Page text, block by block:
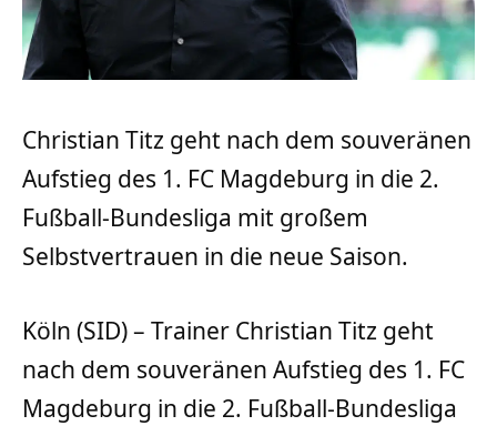
Christian Titz geht nach dem souveränen
Aufstieg des 1. FC Magdeburg in die 2.
Fußball-Bundesliga mit großem
Selbstvertrauen in die neue Saison.
Köln (SID) – Trainer Christian Titz geht
nach dem souveränen Aufstieg des 1. FC
Magdeburg in die 2. Fußball-Bundesliga